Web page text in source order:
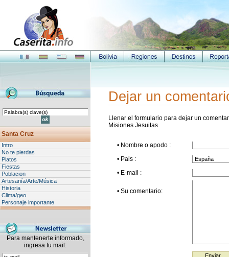
Santa Cruz
Intro
No te pierdas
Platos
Fiestas
Poblacion
Artesanía/Arte/Música
Historia
Clima/geo
Personaje importante
Para mantenerte informado,
ingresa tu mail:
Dejar un
Llenar el formulario para dejar un
Misiones Jesuitas
• Nombre o apodo :
• Pais :
• E-mail :
• Su comentario: